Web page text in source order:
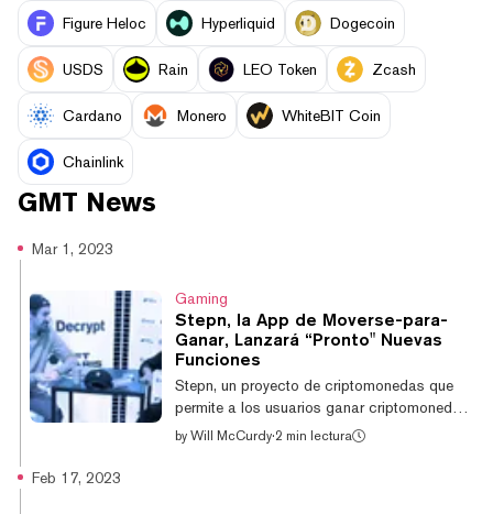
Figure Heloc Hyperliquid Dogecoin
USDS Rain LEO Token Zcash
Cardano Monero WhiteBIT Coin
Chainlink
GMT News
Mar 1, 2023
Gaming
Stepn, la App de Moverse-para-
Ganar, Lanzará “Pronto" Nuevas
Funciones
Stepn, un proyecto de criptomonedas que
permite a los usuarios ganar criptomonedas
por correr, planea lanzar "pronto" un
by Will McCurdy·2 min lectura
Feb 17, 2023